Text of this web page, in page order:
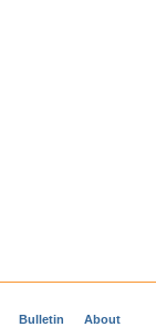
Bulletin About